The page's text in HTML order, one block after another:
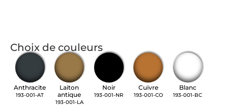
Choix de couleurs
Anthracite
193-001-AT
Laiton
antique
193-001-LA
Noir
193-001-NR
Cuivre
193-001-CO
Blanc
193-001-BC